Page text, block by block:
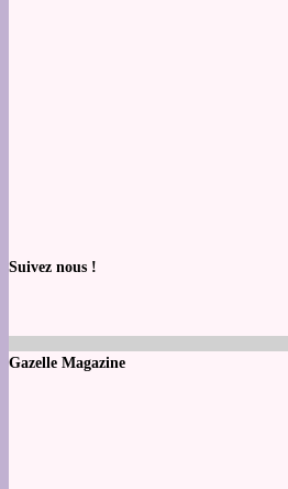
Suivez nous !
Gazelle Magazine